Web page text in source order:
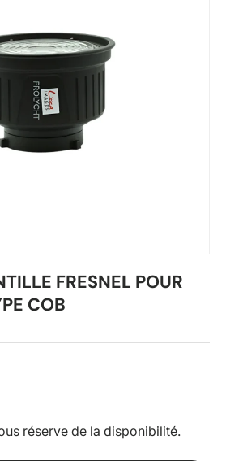
FRESNEL POUR
COB
réserve de la disponibilité.